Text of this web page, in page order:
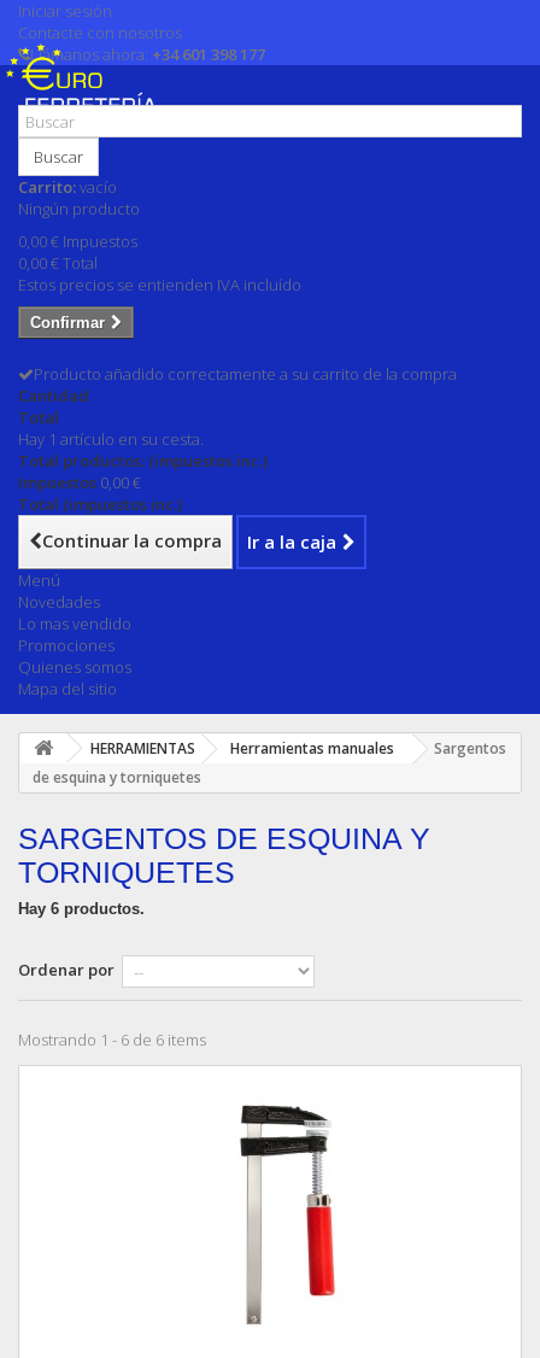
Iniciar sesión
Contacte con nosotros
Llámanos ahora: +34 601 398 177
Buscar
Carrito:vacío
Ningún producto
0,00 € Impuestos
0,00 €Total
Estos precios se entienden IVA incluído
Confirmar
Producto añadido correctamente a su carrito de la compra
Cantidad
Total
Hay 1 artículo en su cesta.
Total productos: (impuestos inc.)
Impuestos 0,00 €
Total (impuestos inc.)
Continuar la compra Ir a la caja
Menú
Novedades
Lo mas vendido
Promociones
Quienes somos
Mapa del sitio
HERRAMIENTAS Herramientas manuales
Sargentos
de esquina y torniquetes
SARGENTOS DE ESQUINA Y
TORNIQUETES
Hay 6 productos.
Ordenar por
Mostrando 1 - 6 de 6 items